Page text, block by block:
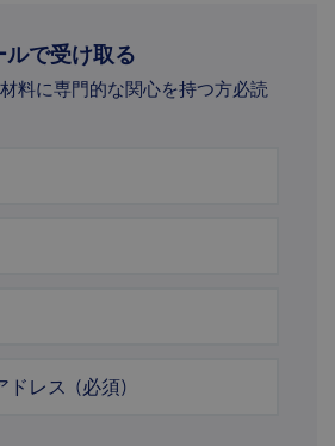
ルで受け取る
料に専門的な関心を持つ方必読
ドレス (必須)